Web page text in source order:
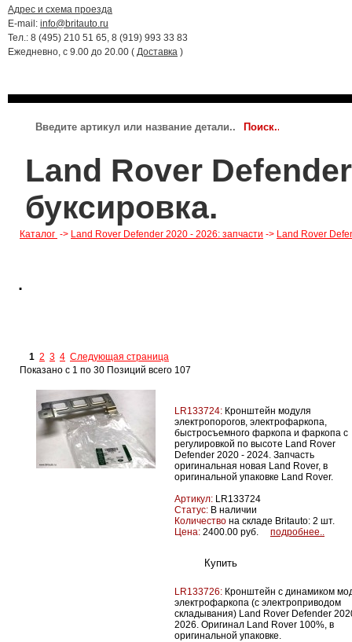
Адрес и схема проезда
E-mail: info@britauto.ru
Тел.: 8 (495) 210 51 65, 8 (919) 993 33 83
Ежедневно, с 9.00 до 20.00 ( Доставка )
Land Rover
буксировка.
Каталог -> Land Rover Defender 2020 - 2026: запчасти -> Land Rover
.
1 2 3 4 Следующая страница
Показано с 1 по 30 Позиций всего 107
LR133724: Кронштейн модуля
электропорогов, электрофаркопа,
быстросъемного фаркопа и фаркопа с
регулировкой по высоте Land Rover
Defender 2020 - 2024. Запчасть
оригинальная новая Land Rover, в
оригинальной упаковке Land Rover.
Артикул: LR133724
Статус: В наличии
Количество на складе Britauto: 2 шт.
Цена: 2400.00 руб. подробнее..
LR133726: Кронштейн с динамиком
электрофаркопа (с электроприводом
складывания) Land Rover Defender
2026. Оригинал Land Rover 100%, в
оригинальной упаковке.